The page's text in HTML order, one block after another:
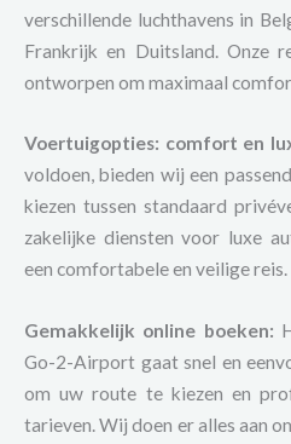
verschillende luchthavens in
Frankrijk en Duitsland. Onze
ontworpen om maximaal
Voertuigopties: comfort en
voldoen, bieden wij een
kiezen tussen standaard
zakelijke diensten voor luxe
een comfortabele en veilige reis.
Gemakkelijk online boeken:
Go-2-Airport gaat snel en
om uw route te kiezen en
tarieven. Wij doen er alles aan